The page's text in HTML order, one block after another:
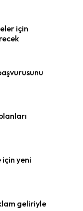
için
yeni
geliriyle